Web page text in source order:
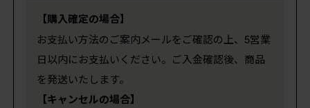
【購入確定の場合】
お支払い方法のご案内メールをご確認の上、5営業
日以内にお支払いください。ご入金確認後、商品
を発送いたします。
【キャンセルの場合】